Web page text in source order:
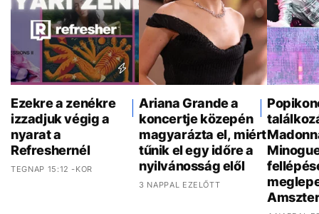
Ezekre a zenékre
izzadjuk végig a
nyarat a
Refreshernél
TEGNAP 15:12 -KOR
Ariana Grande a
koncertje közepén
magyarázta el, miért
tűnik el egy időre a
nyilvánosság elől
3 NAPPAL EZELŐTT